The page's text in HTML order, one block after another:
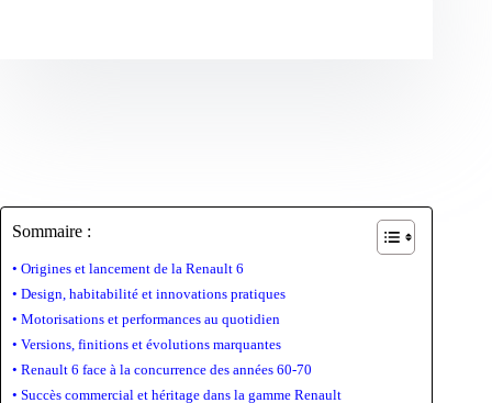
Sommaire :
Origines et lancement de la Renault 6
Design, habitabilité et innovations pratiques
Motorisations et performances au quotidien
Versions, finitions et évolutions marquantes
Renault 6 face à la concurrence des années 60-70
Succès commercial et héritage dans la gamme Renault